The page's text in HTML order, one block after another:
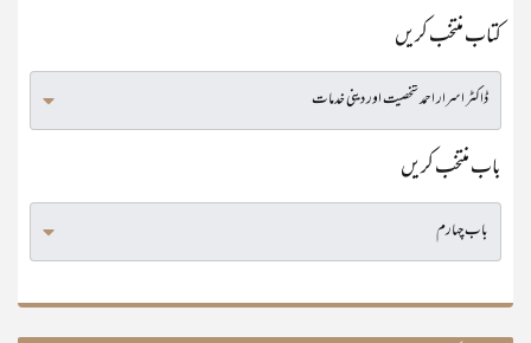
کتاب منتخب کریں
باب منتخب کریں